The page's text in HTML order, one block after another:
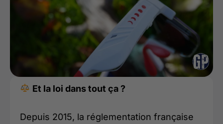
Et la loi dans tout ça ?
Depuis 2015, la réglementation française